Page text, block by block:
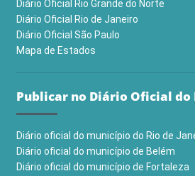
Diário Oficial Rio Grande do Norte
Diário Oficial Rio de Janeiro
Diário Oficial São Paulo
Mapa de Estados
Publicar no Diário Oficial
Diário oficial do município do Rio de
Diário oficial do município de Belém
Diário oficial do município de Fortaleza